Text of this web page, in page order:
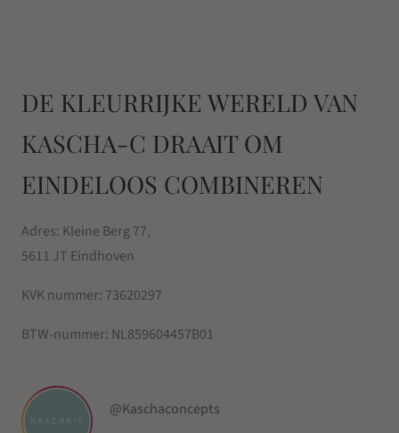
DE KLEURRIJKE WERELD VAN
KASCHA-C DRAAIT OM
EINDELOOS COMBINEREN
Adres: Kleine Berg 77,
5611 JT Eindhoven
KVK nummer: 73620297
BTW-nummer: NL859604457B01
@Kaschaconcepts